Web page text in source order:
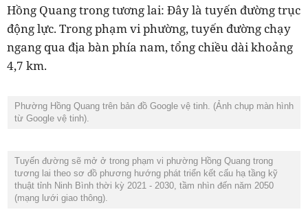
Hồng Quang trong tương lai: Đây là tuyến đường trục
động lực. Trong phạm vi phường, tuyến đường chạy
ngang qua địa bàn phía nam, tổng chiều dài khoảng
4,7 km.
Phường Hồng Quang trên bản đồ Google vệ tinh. (Ảnh chụp màn hình
từ Google vệ tinh).
Tuyến đường sẽ mở ở trong phạm vi phường Hồng Quang trong
tương lai theo sơ đồ phương hướng phát triển kết cấu hạ tầng kỹ
thuật tỉnh Ninh Bình thời kỳ 2021 - 2030, tầm nhìn đến năm 2050
(mạng lưới giao thông).